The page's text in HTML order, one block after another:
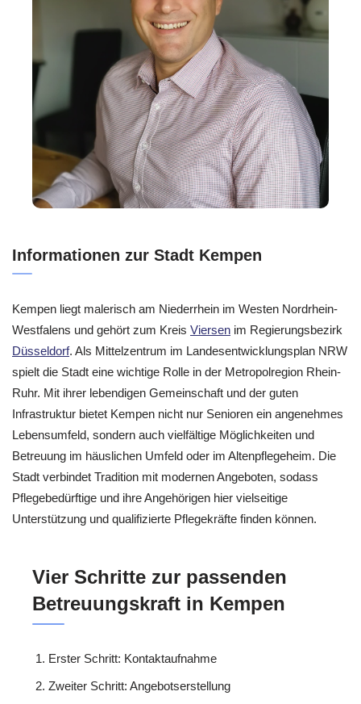
Informationen zur Stadt Kempen
Kempen liegt malerisch am Niederrhein im Westen Nordrhein-
Westfalens und gehört zum Kreis Viersen im Regierungsbezirk
Düsseldorf. Als Mittelzentrum im Landesentwicklungsplan NRW
spielt die Stadt eine wichtige Rolle in der Metropolregion Rhein-
Ruhr. Mit ihrer lebendigen Gemeinschaft und der guten
Infrastruktur bietet Kempen nicht nur Senioren ein angenehmes
Lebensumfeld, sondern auch vielfältige Möglichkeiten und
Betreuung im häuslichen Umfeld oder im Altenpflegeheim. Die
Stadt verbindet Tradition mit modernen Angeboten, sodass
Pflegebedürftige und ihre Angehörigen hier vielseitige
Unterstützung und qualifizierte Pflegekräfte finden können.
Vier Schritte zur passenden
Betreuungskraft in Kempen
Erster Schritt: Kontaktaufnahme
Zweiter Schritt: Angebotserstellung